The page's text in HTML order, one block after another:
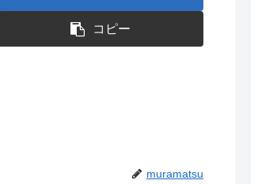
コピー
muramatsu